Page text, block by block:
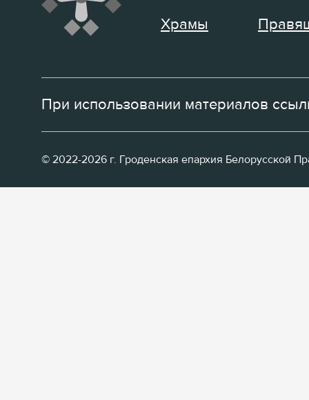
Храмы
При использовании материалов
© 2022-2026 г. Гроденская епархия Белорусской